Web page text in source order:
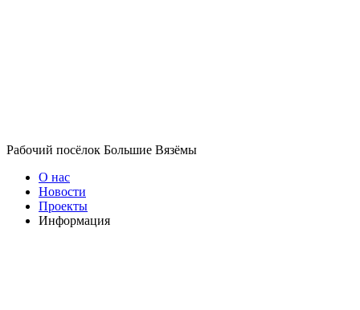
Рабочий посёлок Большие Вязёмы
О нас
Новости
Проекты
Информация